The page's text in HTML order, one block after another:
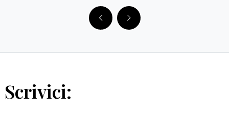
Scrivici: